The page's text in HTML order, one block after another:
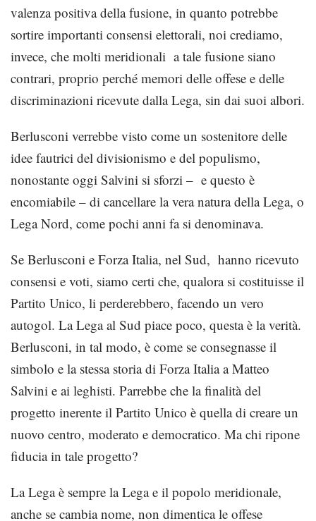
valenza positiva della fusione, in quanto potrebbe
sortire importanti consensi elettorali, noi crediamo,
invece, che molti meridionali a tale fusione siano
contrari, proprio perché memori delle offese e delle
discriminazioni ricevute dalla Lega, sin dai suoi albori.
Berlusconi verrebbe visto come un sostenitore delle
idee fautrici del divisionismo e del populismo,
nonostante oggi Salvini si sforzi – e questo è
encomiabile – di cancellare la vera natura della Lega, o
Lega Nord, come pochi anni fa si denominava.
Se Berlusconi e Forza Italia, nel Sud, hanno ricevuto
consensi e voti, siamo certi che, qualora si costituisse il
Partito Unico, li perderebbero, facendo un vero
autogol. La Lega al Sud piace poco, questa è la verità.
Berlusconi, in tal modo, è come se consegnasse il
simbolo e la stessa storia di Forza Italia a Matteo
Salvini e ai leghisti. Parrebbe che la finalità del
progetto inerente il Partito Unico è quella di creare un
nuovo centro, moderato e democratico. Ma chi ripone
fiducia in tale progetto?
La Lega è sempre la Lega e il popolo meridionale,
anche se cambia nome, non dimentica le offese